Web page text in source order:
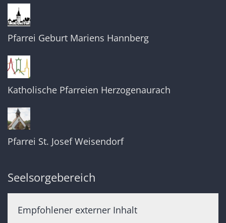
Pfarrei Geburt Mariens Hannberg
Katholische Pfarreien Herzogenaurach
Pfarrei St. Josef Weisendorf
Seelsorgebereich
Empfohlener externer Inhalt